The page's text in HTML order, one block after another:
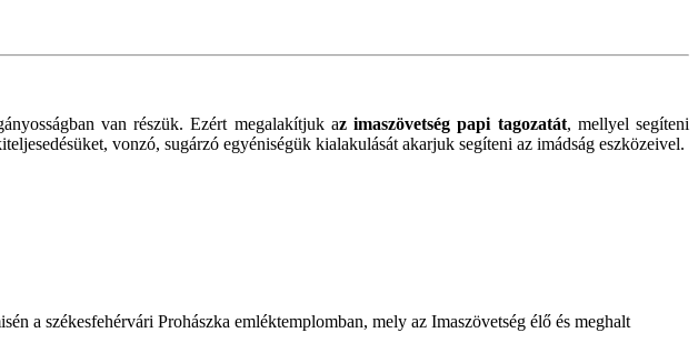
van részük. Ezért megalakítjuk az imaszövetség papi tagozatát, mellyel segíteni
vonzó, sugárzó egyéniségük kialakulását akarjuk segíteni az imádság eszközeivel.
a székesfehérvári Prohászka emléktemplomban, mely az Imaszövetség élő és meghalt